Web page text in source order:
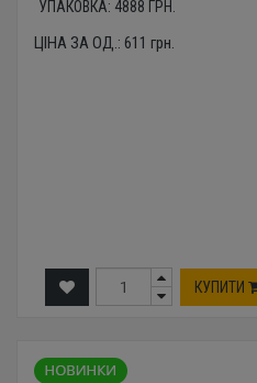
УПАКОВКА: 4888 ГРН.
ЦІНА ЗА ОД.: 611 грн.
КУПИТИ